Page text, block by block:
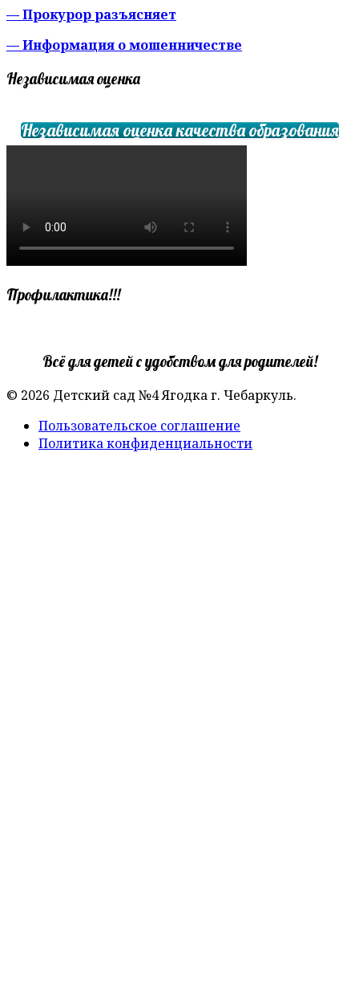
— Прокурор разъясняет
— Информация о мошенничестве
Независимая оценка
Независимая оценка качества образования
Профилактика!!!
Всё для детей с удобством для родителей!
© 2026 Детский сад №4 Ягодка г. Чебаркуль.
Пользовательское соглашение
Политика конфиденциальности